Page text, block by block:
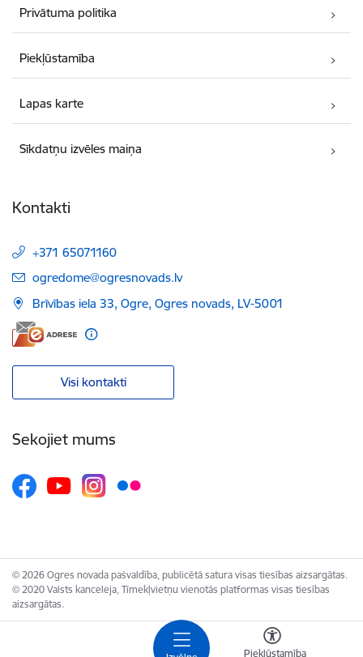
Piekļūstamība
Privātuma politika
Piekļūstamība
Lapas karte
Sīkdatņu izvēles maiņa
Kontakti
+371 65071160
E-pasts:
ogredome@ogresnovads.lv
Brīvības iela 33, Ogre, Ogres novads, LV-5001
Visi kontakti
Sekojiet mums
© 2026 Ogres novada pašvaldība, publicētā satura visas tiesības aizsargātas.
© 2020 Valsts kanceleja, Tīmekļvietņu vienotās platformas visas tiesības
aizsargātas.